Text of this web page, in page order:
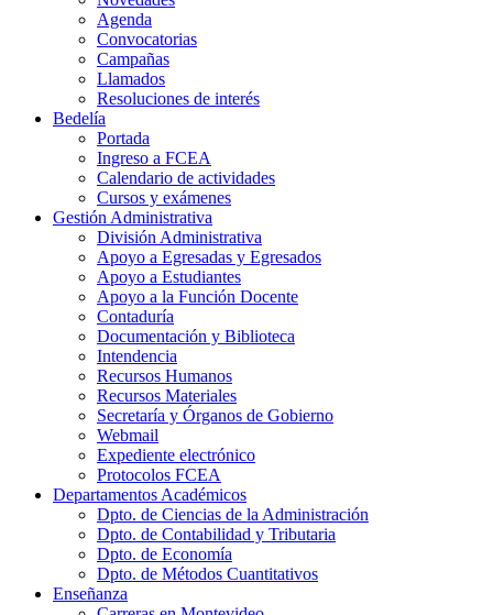
Agenda
Convocatorias
Campañas
Llamados
Resoluciones de interés
Bedelía
Portada
Ingreso a FCEA
Calendario de actividades
Cursos y exámenes
Gestión Administrativa
División Administrativa
Apoyo a Egresadas y Egresados
Apoyo a Estudiantes
Apoyo a la Función Docente
Contaduría
Documentación y Biblioteca
Intendencia
Recursos Humanos
Recursos Materiales
Secretaría y Órganos de Gobierno
Webmail
Expediente electrónico
Protocolos FCEA
Departamentos Académicos
Dpto. de Ciencias de la Administración
Dpto. de Contabilidad y Tributaria
Dpto. de Economía
Dpto. de Métodos Cuantitativos
Enseñanza